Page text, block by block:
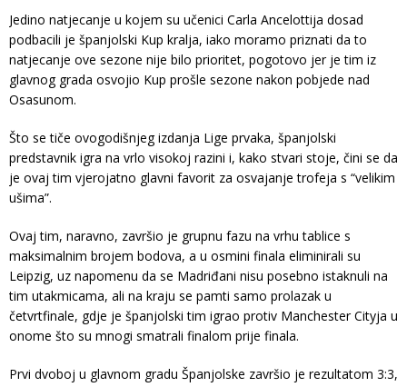
Jedino natjecanje u kojem su učenici Carla Ancelottija dosad
podbacili je španjolski Kup kralja, iako moramo priznati da to
natjecanje ove sezone nije bilo prioritet, pogotovo jer je tim iz
glavnog grada osvojio Kup prošle sezone nakon pobjede nad
Osasunom.
Što se tiče ovogodišnjeg izdanja Lige prvaka, španjolski
predstavnik igra na vrlo visokoj razini i, kako stvari stoje, čini se da
je ovaj tim vjerojatno glavni favorit za osvajanje trofeja s “velikim
ušima”.
Ovaj tim, naravno, završio je grupnu fazu na vrhu tablice s
maksimalnim brojem bodova, a u osmini finala eliminirali su
Leipzig, uz napomenu da se Madriđani nisu posebno istaknuli na
tim utakmicama, ali na kraju se pamti samo prolazak u
četvrtfinale, gdje je španjolski tim igrao protiv Manchester Cityja u
onome što su mnogi smatrali finalom prije finala.
Prvi dvoboj u glavnom gradu Španjolske završio je rezultatom 3:3,